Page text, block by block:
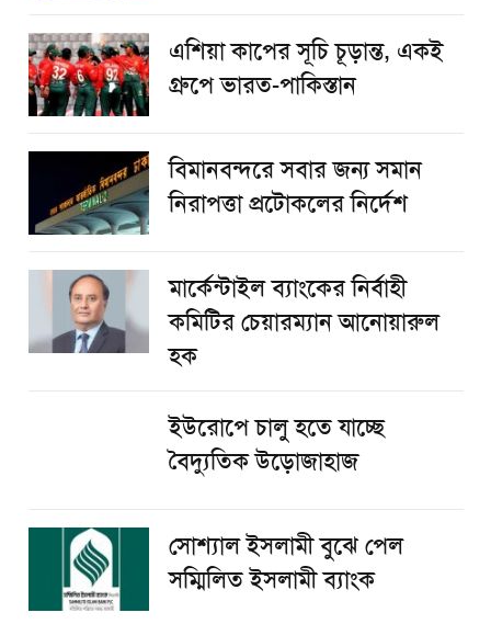
এশিয়া কাপের সূচি চূড়ান্ত, একই
গ্রুপে ভারত-পাকিস্তান
বিমানবন্দরে সবার জন্য সমান
নিরাপত্তা প্রটোকলের নির্দেশ
মার্কেন্টাইল ব্যাংকের নির্বাহী
কমিটির চেয়ারম্যান আনোয়ারুল
হক
ইউরোপে চালু হতে যাচ্ছে
বৈদ্যুতিক উড়োজাহাজ
সোশ্যাল ইসলামী বুঝে পেল
সম্মিলিত ইসলামী ব্যাংক